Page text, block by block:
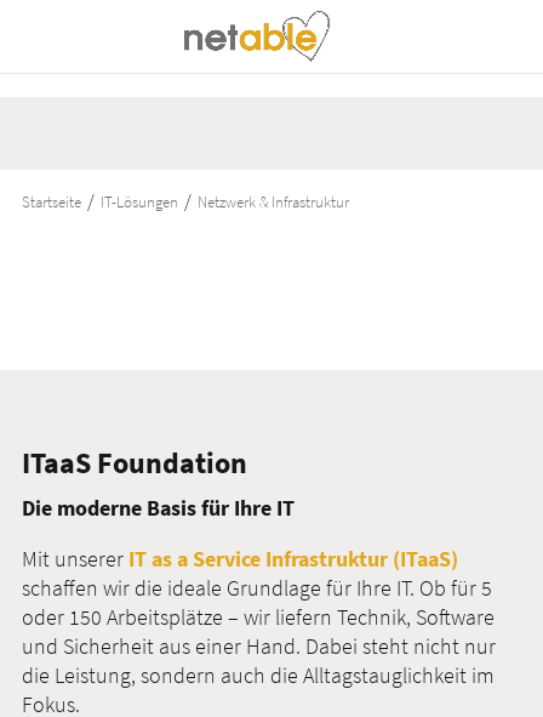
Startseite IT-Lösungen Netzwerk & Infrastruktur
ITaaS Foundation
Die moderne Basis für Ihre IT
Mit unserer IT as a Service Infrastruktur (ITaaS)
schaffen wir die ideale Grundlage für Ihre IT. Ob für 5
oder 150 Arbeitsplätze – wir liefern Technik, Software
und Sicherheit aus einer Hand. Dabei steht nicht nur
die Leistung, sondern auch die Alltagstauglichkeit im
Fokus.